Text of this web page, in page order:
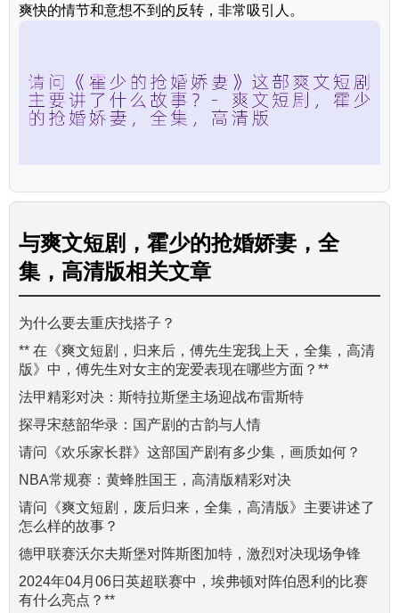
爽快的情节和意想不到的反转，非常吸引人。
与爽文短剧，霍少的抢婚娇妻，全
集，高清版相关文章
为什么要去重庆找搭子？
** 在《爽文短剧，归来后，傅先生宠我上天，全集，高清
版》中，傅先生对女主的宠爱表现在哪些方面？**
法甲精彩对决：斯特拉斯堡主场迎战布雷斯特
探寻宋慈韶华录：国产剧的古韵与人情
请问《欢乐家长群》这部国产剧有多少集，画质如何？
NBA常规赛：黄蜂胜国王，高清版精彩对决
请问《爽文短剧，废后归来，全集，高清版》主要讲述了
怎么样的故事？
德甲联赛沃尔夫斯堡对阵斯图加特，激烈对决现场争锋
2024年04月06日英超联赛中，埃弗顿对阵伯恩利的比赛
有什么亮点？**